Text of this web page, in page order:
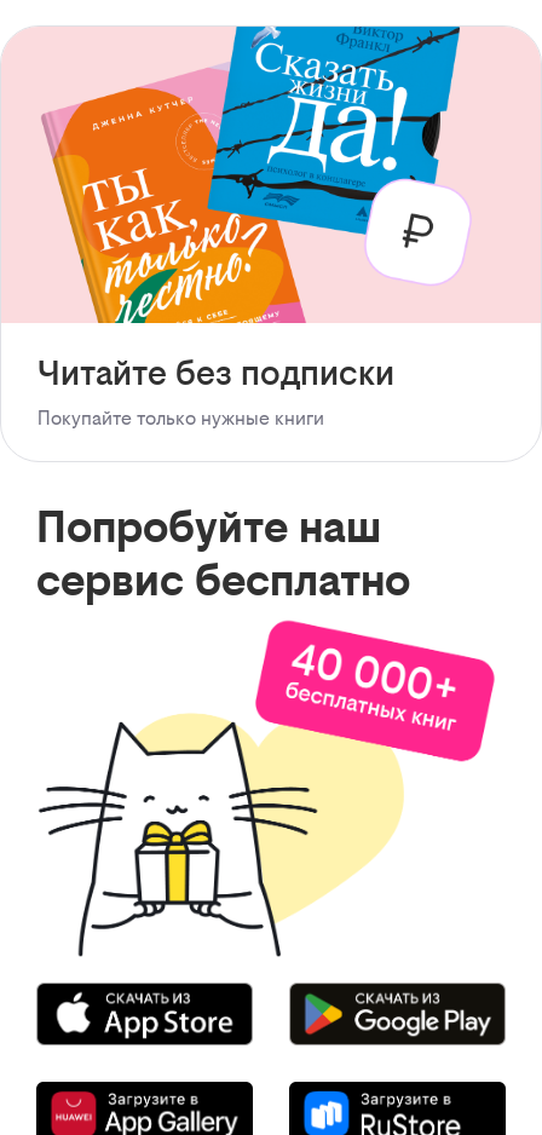
Читайте без подписки
Покупайте только нужные книги
Попробуйте наш
сервис бесплатно